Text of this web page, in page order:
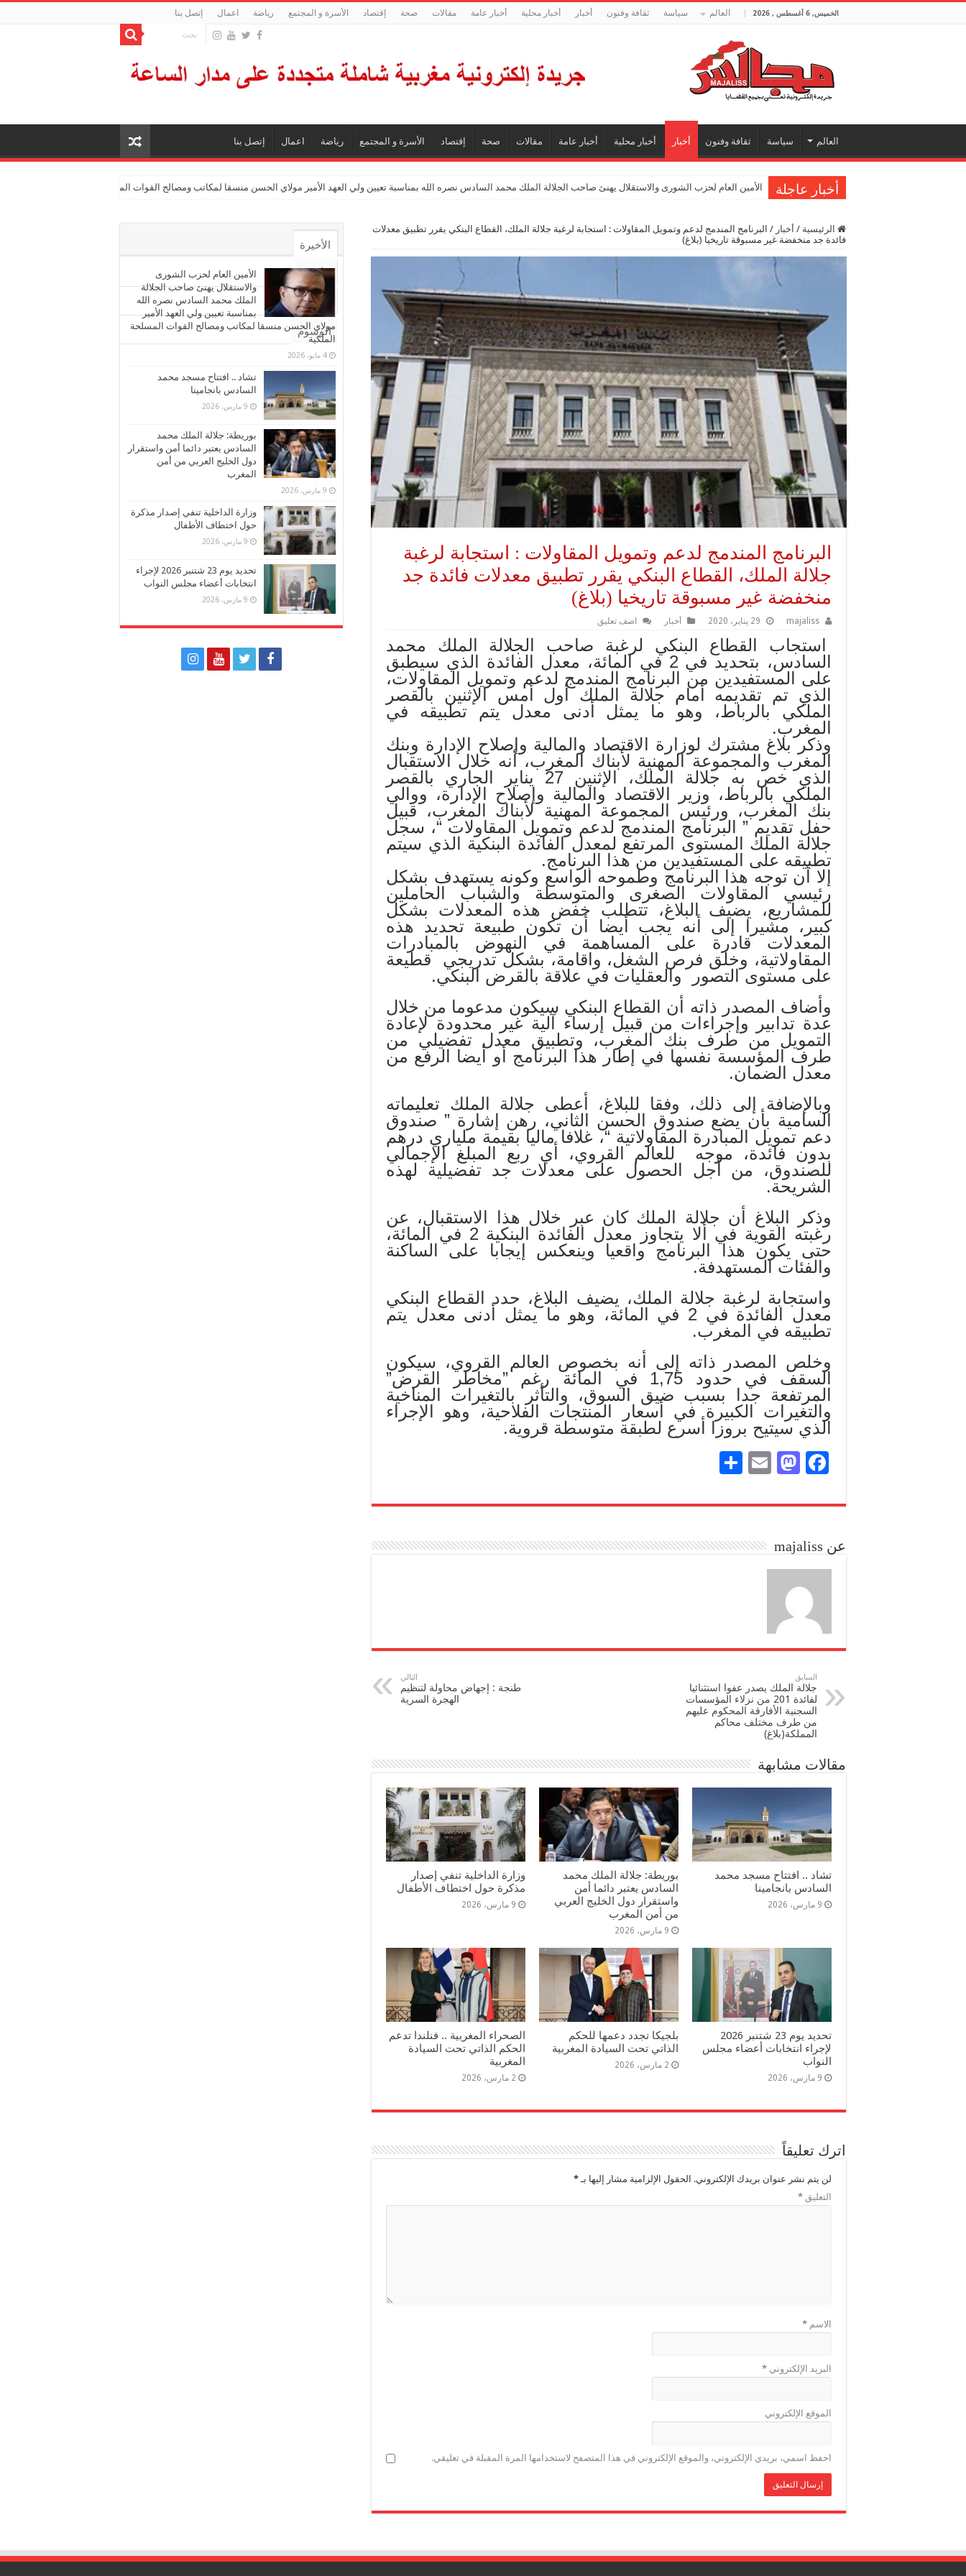
الخميس, 6 أغسطس , 2026 العالم سياسة ثقافة وفنون أخبار أخبار محلية أخبار عامة مقالات صحة إقتصاد الأسرة و المجتمع رياضة اعمال إتصل بنا
العالم سياسة ثقافة وفنون أخبار أخبار محلية أخبار عامة مقالات صحة إقتصاد الأسرة و المجتمع رياضة اعمال إتصل بنا
أخبار عاجلة الأمين العام لحزب الشورى والاستقلال يهنئ صاحب الجلالة الملك محمد السادس نصره الله بمناسبة تعيين ولي العهد الأمير مولاي الحسن منسقا لمكاتب ومصالح القوات المسلحة الملكية
الرئيسية / أخبار / البرنامج المندمج لدعم وتمويل المقاولات : استجابة لرغبة جلالة الملك، القطاع البنكي يقرر تطبيق معدلات
فائدة جد منخفضة غير مسبوقة تاريخيا (بلاغ)
البرنامج المندمج لدعم وتمويل المقاولات : استجابة لرغبة
جلالة الملك، القطاع البنكي يقرر تطبيق معدلات فائدة جد
منخفضة غير مسبوقة تاريخيا (بلاغ)
majaliss 29 يناير، 2020 أخبار اضف تعليق
استجاب القطاع البنكي لرغبة صاحب الجلالة الملك محمد
السادس، بتحديد في 2 في المائة، معدل الفائدة الذي سيطبق
على المستفيدين من البرنامج المندمج لدعم وتمويل المقاولات،
الذي تم تقديمه أمام جلالة الملك أول أمس الإثنين بالقصر
الملكي بالرباط، وهو ما يمثل أدنى معدل يتم تطبيقه في
المغرب.
وذكر بلاغ مشترك لوزارة الاقتصاد والمالية وإصلاح الإدارة وبنك
المغرب والمجموعة المهنية لأبناك المغرب، أنه خلال الاستقبال
الذي خص به جلالة الملك، الإثنين 27 يناير الجاري بالقصر
الملكي بالرباط، وزير الاقتصاد والمالية وإصلاح الإدارة، ووالي
بنك المغرب، ورئيس المجموعة المهنية لأبناك المغرب، قبيل
حفل تقديم ” البرنامج المندمج لدعم وتمويل المقاولات “، سجل
جلالة الملك المستوى المرتفع لمعدل الفائدة البنكية الذي سيتم
تطبيقه على المستفيدين من هذا البرنامج.
إلا أن توجه هذا البرنامج وطموحه الواسع وكونه يستهدف بشكل
رئيسي المقاولات الصغرى والمتوسطة والشباب الحاملين
للمشاريع، يضيف البلاغ، تتطلب خفض هذه المعدلات بشكل
كبير، مشيرا إلى أنه يجب أيضا أن تكون طبيعة تحديد هذه
المعدلات قادرة على المساهمة في النهوض بالمبادرات
المقاولاتية، وخلق فرص الشغل، واقامة، بشكل تدريجي قطيعة
على مستوى التصور والعقليات في علاقة بالقرض البنكي.
وأضاف المصدر ذاته أن القطاع البنكي سيكون مدعوما من خلال
عدة تدابير وإجراءات من قبيل إرساء آلية غير محدودة لإعادة
التمويل من طرف بنك المغرب، وتطبيق معدل تفضيلي من
طرف المؤسسة نفسها في إطار هذا البرنامج أو أيضا الرفع من
معدل الضمان.
وبالإضافة إلى ذلك، وفقا للبلاغ، أعطى جلالة الملك تعليماته
السامية بأن يضع صندوق الحسن الثاني، رهن إشارة ” صندوق
دعم تمويل المبادرة المقاولاتية “، غلافا ماليا بقيمة ملياري درهم
بدون فائدة، موجه للعالم القروي، أي ربع المبلغ الإجمالي
للصندوق، من أجل الحصول على معدلات جد تفضيلية لهذه
الشريحة.
وذكر البلاغ أن جلالة الملك كان عبر خلال هذا الاستقبال، عن
رغبته القوية في ألا يتجاوز معدل الفائدة البنكية 2 في المائة،
حتى يكون هذا البرنامج واقعيا وينعكس إيجابا على الساكنة
والفئات المستهدفة.
واستجابة لرغبة جلالة الملك، يضيف البلاغ، حدد القطاع البنكي
معدل الفائدة في 2 في المائة، وهو ما يمثل أدنى معدل يتم
تطبيقه في المغرب.
وخلص المصدر ذاته إلى أنه بخصوص العالم القروي، سيكون
السقف في حدود 1,75 في المائة رغم ”مخاطر القرض”
المرتفعة جدا بسبب ضيق السوق، والتأثر بالتغيرات المناخية
والتغيرات الكبيرة في أسعار المنتجات الفلاحية، وهو الإجراء
الذي سيتيح بروزا أسرع لطبقة متوسطة قروية.
Fa
bo
M
to
n
E
ail
re
عن majaliss
السابق
جلالة الملك يصدر عفوا استثنائيا
لفائدة 201 من نزلاء المؤسسات
السجنية الأفارقة المحكوم عليهم
من طرف مختلف محاكم
المملكة(بلاغ)
التالي
طنجة : إجهاض محاولة لتنظيم
الهجرة السرية
مقالات مشابهة
تشاد .. افتتاح مسجد محمد
السادس بانجامينا
9 مارس، 2026
بوريطة: جلالة الملك محمد
السادس يعتبر دائما أمن
واستقرار دول الخليج العربي
من أمن المغرب
9 مارس، 2026
وزارة الداخلية تنفي إصدار
مذكرة حول اختطاف الأطفال
9 مارس، 2026
تحديد يوم 23 شتنبر 2026
لإجراء انتخابات أعضاء مجلس
النواب
9 مارس، 2026
بلجيكا تجدد دعمها للحكم
الذاتي تحت السيادة المغربية
2 مارس، 2026
الصحراء المغربية .. فنلندا تدعم
الحكم الذاتي تحت السيادة
المغربية
2 مارس، 2026
اترك تعليقاً
لن يتم نشر عنوان بريدك الإلكتروني. الحقول الإلزامية مشار إليها بـ*
التعليق *
الاسم *
البريد الإلكتروني *
الموقع الإلكتروني
احفظ اسمي، بريدي الإلكتروني، والموقع الإلكتروني في هذا المتصفح لاستخدامها المرة المقبلة في تعليقي.
الأخيرة
الأشهر
تعليقات
الوسوم
الأمين العام لحزب الشورى
والاستقلال يهنئ صاحب الجلالة
الملك محمد السادس نصره الله
بمناسبة تعيين ولي العهد الأمير
مولاي الحسن منسقا لمكاتب ومصالح القوات المسلحة
الملكية
4 مايو، 2026
تشاد .. افتتاح مسجد محمد
السادس بانجامينا
9 مارس، 2026
بوريطة: جلالة الملك محمد
السادس يعتبر دائما أمن واستقرار
دول الخليج العربي من أمن
المغرب
9 مارس، 2026
وزارة الداخلية تنفي إصدار مذكرة
حول اختطاف الأطفال
9 مارس، 2026
تحديد يوم 23 شتنبر 2026 لإجراء
انتخابات أعضاء مجلس النواب
9 مارس، 2026